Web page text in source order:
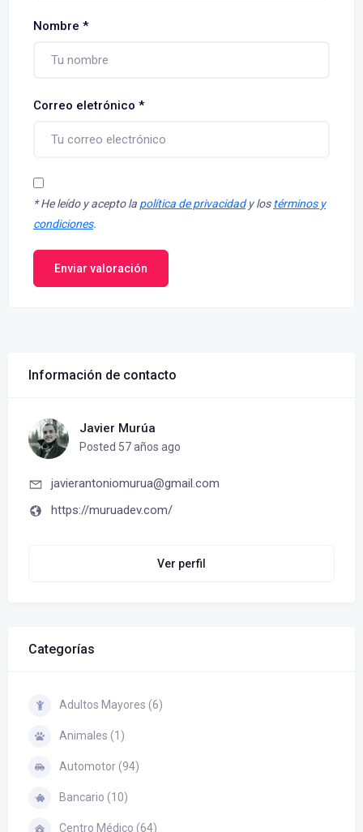
Nombre *
Correo eletrónico *
*He leído y acepto la política de privacidady lostérminos y
condiciones.
Enviar valoración
Información de contacto
Javier Murúa
Posted 57 años ago
javierantoniomurua@gmail.com
https://muruadev.com/
Ver perfil
Categorías
Adultos Mayores (6)
Animales (1)
Automotor (94)
Bancario (10)
Centro Médico (64)